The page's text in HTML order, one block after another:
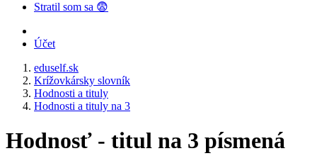
Stratil som sa 😨
Účet
eduself.sk
Krížovkársky slovník
Hodnosti a tituly
Hodnosti a tituly na 3
Hodnosť - titul na 3 písmená